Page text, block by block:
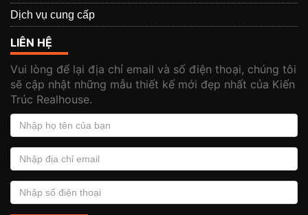
Dịch vụ cung cấp
LIÊN HỆ
Vui lòng để lại địa chỉ email và số điện thoại, chúng tôi
sẽ cập nhật những mẫu thiết kế mới đẹp nhất của Kiến
Trúc Realhouse.